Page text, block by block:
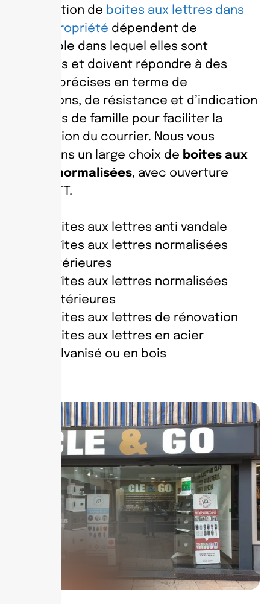
L’installation de boites aux lettres dans
une copropriété dépendent de
l’immeuble dans lequel elles sont
installées et doivent répondre à des
normes précises en terme de
dimensions, de résistance et d’indication
des noms de famille pour faciliter la
distribution du courrier. Nous vous
proposons un large choix de boites aux
lettres normalisées, avec ouverture
totale PTT.
Boites aux lettres anti vandale
Boîtes aux lettres normalisées
intérieures
Boîtes aux lettres normalisées
extérieures
Boites aux lettres de rénovation
Boites aux lettres en acier
galvanisé ou en bois